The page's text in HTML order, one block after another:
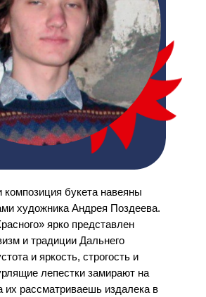
композиция букета навеяны
художника Андрея Поздеева.
ярко представлен
и традиции Дальнего
и яркость, строгость и
лепестки замирают на
их рассматриваешь издалека в